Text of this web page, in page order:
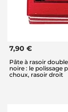
7,90 €
Pâte à rasoir
noire : le polissage
choux, rasoir droit